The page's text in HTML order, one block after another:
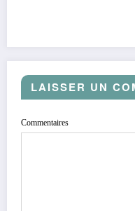
LAISSER UN
Commentaires